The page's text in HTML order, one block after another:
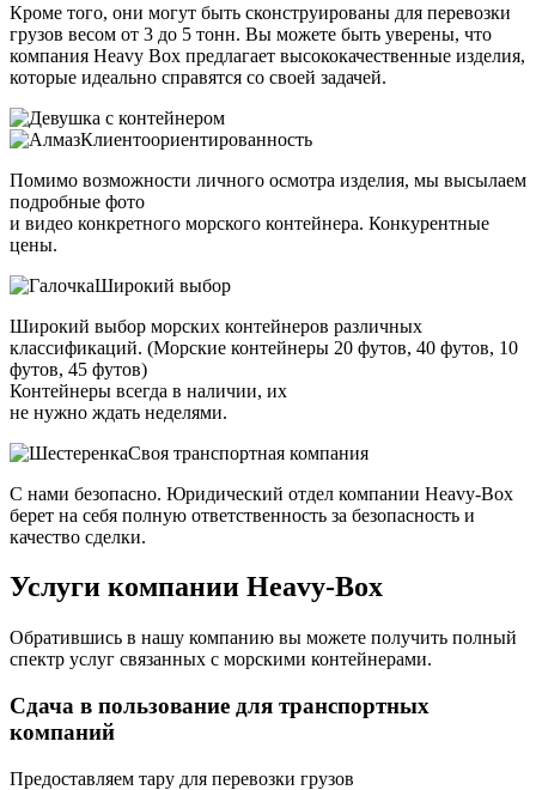
Кроме того, они могут быть сконструированы для перевозки
грузов весом от 3 до 5 тонн. Вы можете быть уверены, что
компания Heavy Box предлагает высококачественные изделия,
которые идеально справятся со своей задачей.
Клиентоориентированность
Помимо возможности личного осмотра изделия, мы высылаем
подробные фото
и видео конкретного морского контейнера. Конкурентные
цены.
Широкий выбор
Широкий выбор морских контейнеров различных
классификаций. (Морские контейнеры 20 футов, 40 футов, 10
футов, 45 футов)
Контейнеры всегда в наличии, их
не нужно ждать неделями.
Своя транспортная компания
С нами безопасно. Юридический отдел компании Heavy-Box
берет на себя полную ответственность за безопасность и
качество сделки.
Услуги компании Heavy-Box
Обратившись в нашу компанию вы можете получить полный
спектр услуг связанных с морскими контейнерами.
Сдача в пользование для транспортных
компаний
Предоставляем тару для перевозки грузов